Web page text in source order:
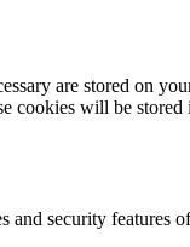
are stored on
cookies will be
security features